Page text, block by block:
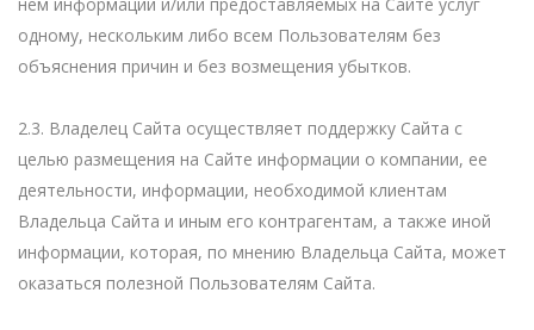
одному, нескольким либо всем Пользователям без
объяснения причин и без возмещения убытков.
2.3. Владелец Сайта осуществляет поддержку Сайта с
целью размещения на Сайте информации о компании, ее
деятельности, информации, необходимой клиентам
Владельца Сайта и иным его контрагентам, а также иной
информации, которая, по мнению Владельца Сайта, может
оказаться полезной Пользователям Сайта.